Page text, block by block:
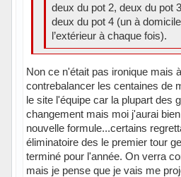
deux du pot 2, deux du pot
deux du pot 4 (un à
l’extérieur à chaque fois).
Non ce n'était pas ironique mais
contrebalancer les centaines de
le site l'équipe car la plupart des
changement mais moi j'aurai
nouvelle formule...certains
éliminatoire des le premier tour
terminé pour l'année. On verra
mais je pense que je vais me